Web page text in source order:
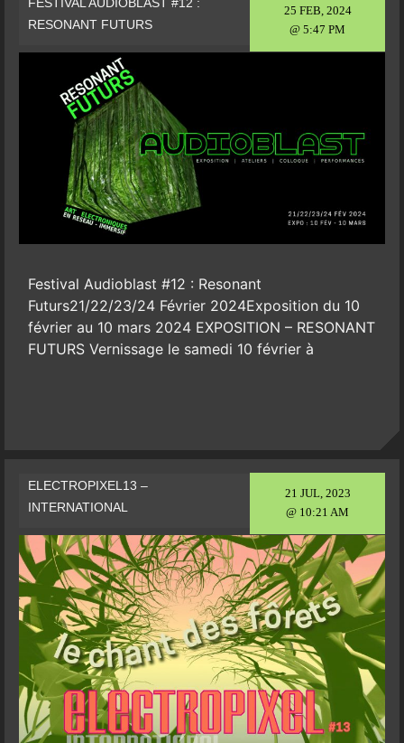
25 FEB, 2024
@ 5:47 PM
RESONANT FUTURS
Festival Audioblast #12 : Resonant
Futurs21/22/23/24 Février 2024Exposition du 10
février au 10 mars 2024 EXPOSITION – RESONANT
FUTURS Vernissage le samedi 10 février à
21 JUL, 2023
@ 10:21 AM
ELECTROPIXEL13 –
INTERNATIONAL